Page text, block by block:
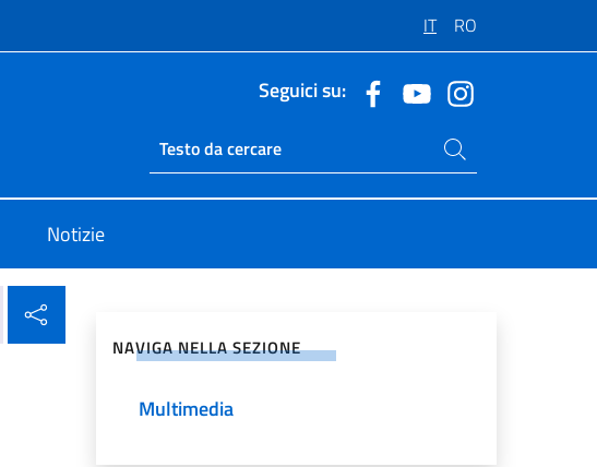
IT RO
Seguici su:
Ricerca sito live
Cerca nel sito
Notizie
NAVIGA NELLA SEZIONE
Multimedia